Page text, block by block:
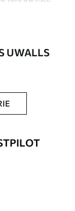
vernis
la durabilité
UWALLS